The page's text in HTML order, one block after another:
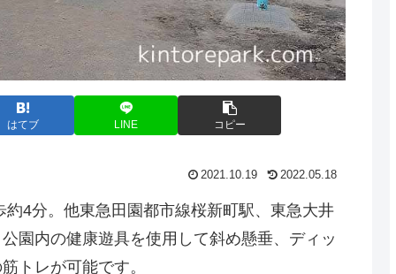
はてブ LINE コピー
2021.10.19 2022.05.18
4分。他東急田園都市線桜新町駅、東急大井
園内の健康遊具を使用して斜め懸垂、ディッ
トレが可能です。